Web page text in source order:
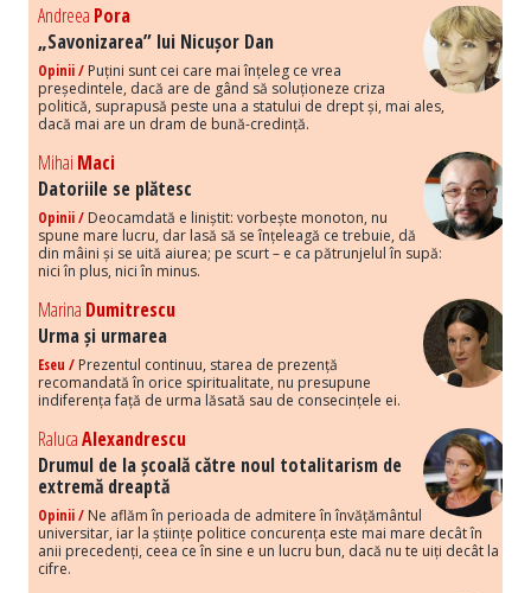
Andreea Pora
„Savonizarea” lui Nicușor Dan
Opinii / Puțini sunt cei care mai înțeleg ce vrea
președintele, dacă are de gând să soluționeze criza
politică, suprapusă peste una a statului de drept și, mai ales,
dacă mai are un dram de bună-credință.
Mihai Maci
Datoriile se plătesc
Opinii / Deocamdată e liniștit: vorbește monoton, nu
spune mare lucru, dar lasă să se înțeleagă ce trebuie, dă
din mâini și se uită aiurea; pe scurt – e ca pătrunjelul în supă:
nici în plus, nici în minus.
Marina Dumitrescu
Urma și urmarea
Eseu / Prezentul continuu, starea de prezență
recomandată în orice spiritualitate, nu presupune
indiferența față de urma lăsată sau de consecințele ei.
RalucaAlexandrescu
Drumul de la școală către noul totalitarism de
extremă dreaptă
Opinii / Ne aflăm în perioada de admitere în învățământul
universitar, iar la științe politice concurența este mai mare decât în
anii precedenți, ceea ce în sine e un lucru bun, dacă nu te uiți decât la
cifre.